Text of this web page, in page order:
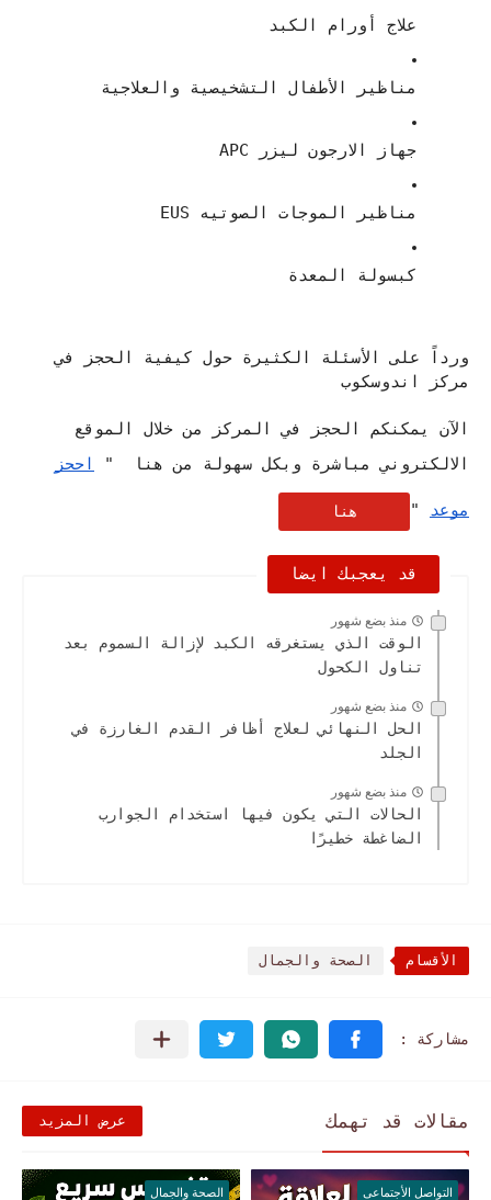
علاج أورام الكبد
مناظير الأطفال التشخيصية والعلاجية
جهاز الارجون ليزر APC
مناظير الموجات الصوتيه EUS
كبسولة المعدة
ورداً على الأسئلة الكثيرة حول كيفية الحجز في
مركز اندوسكوب
الآن يمكنكم الحجز في المركز من خلال الموقع
الالكتروني مباشرة وبكل سهولة من هنا "
احجز
موعد " هنا
قد يعجبك ايضا
منذ بضع شهور
الوقت الذي يستغرقه الكبد لإزالة السموم بعد
تناول الكحول
منذ بضع شهور
الحل النهائي لعلاج أظافر القدم الغارزة في
الجلد
منذ بضع شهور
الحالات التي يكون فيها استخدام الجوارب
الضاغطة خطيرًا
الأقسام الصحة والجمال
مقالات قد تهمك عرض المزيد
التواصل الأجتماعى الصحة والجمال